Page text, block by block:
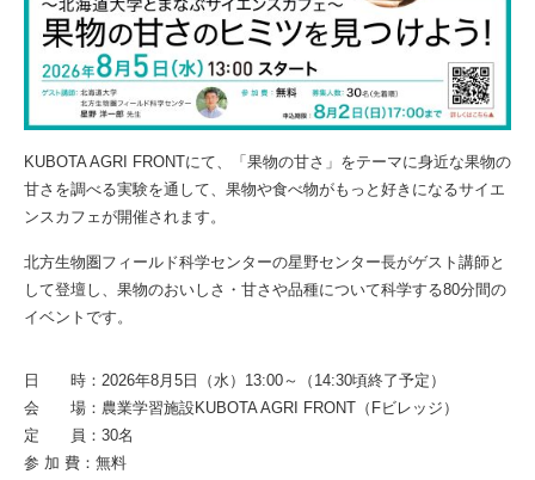
KUBOTA AGRI FRONTにて、「果物の甘さ」をテーマに身近な果物の
甘さを調べる実験を通して、果物や食べ物がもっと好きになるサイエ
ンスカフェが開催されます。
北方生物圏フィールド科学センターの星野センター長がゲスト講師と
して登壇し、果物のおいしさ・甘さや品種について科学する80分間の
イベントです。
日 時：2026年8月5日（水）13:00～（14:30頃終了予定）
会 場：農業学習施設KUBOTA AGRI FRONT（Fビレッジ）
定 員：30名
参 加 費：無料